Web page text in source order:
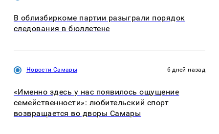
В облизбиркоме партии разыграли порядок
следования в бюллетене
Новости Самары 6 дней назад
«Именно здесь у нас появилось ощущение
семейственности»: любительский спорт
возвращается во дворы Самары